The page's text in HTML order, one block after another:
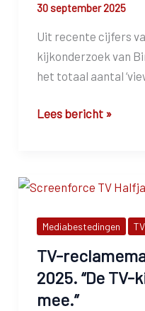
30 september 2025
Uit recente cijfers
kijkonderzoek van
het totaal aantal
De
video
Lees bericht »
Mediabestedingen
TV-
2025. “De
mee.”